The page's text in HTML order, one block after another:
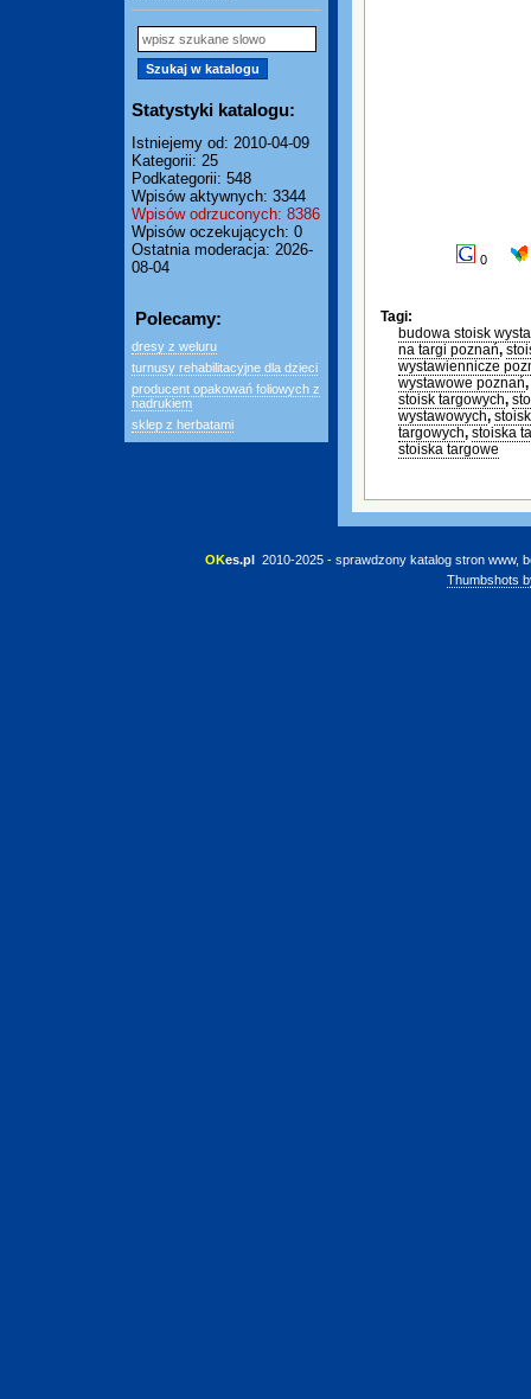
Statystyki katalogu:
Istniejemy od: 2010-04-09
Kategorii: 25
Podkategorii: 548
Wpisów aktywnych: 3344
Wpisów odrzuconych: 8386
Wpisów oczekujących: 0
Ostatnia moderacja: 2026-
08-04
Polecamy:
dresy z weluru
turnusy rehabilitacyjne dla dzieci
producent opakowań foliowych z
nadrukiem
sklep z herbatami
0
Tagi:
budowa stoisk
na targi poznań,
wystawiennicze
wystawowe poznań,
stoisk targowych,
wystawowych,
targowych, stoiska
stoiska targowe
OKes.pl 2010-2025 - sprawdzony katalog stron www,
Thumbshots